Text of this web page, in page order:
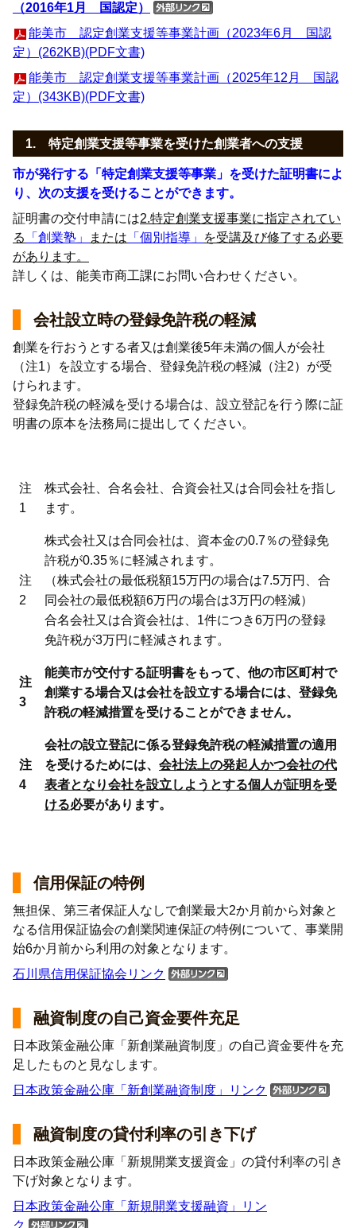
（2016年1月 国認定）
能美市 認定創業支援等事業計画（2023年6月 国認
定）(262KB)(PDF文書)
能美市 認定創業支援等事業計画（2025年12月 国認
定）(343KB)(PDF文書)
1. 特定創業支援等事業を受けた創業者への支援
市が発行する「特定創業支援等事業」を受けた証明書によ
り、次の支援を受けることができます。
証明書の交付申請には2.特定創業支援事業に指定されてい
る
「創業塾」 または 「個別指導」 を受講及び修了する必要
があります。
詳しくは、能美市商工課にお問い合わせください。
会社設立時の登録免許税の軽減
創業を行おうとする者又は創業後5年未満の個人が会社
（注1）を設立する場合、登録免許税の軽減（注2）が受
けられます。
登録免許税の軽減を受ける場合は、設立登記を行う際に証
明書の原本を法務局に提出してください。
注
1
株式会社、合名会社、合資会社又は合同会社を指し
ます。
注
2
株式会社又は合同会社は、資本金の0.7％の登録免
許税が0.35％に軽減されます。
（株式会社の最低税額15万円の場合は7.5万円、合
同会社の最低税額6万円の場合は3万円の軽減）
合名会社又は合資会社は、1件につき6万円の登録
免許税が3万円に軽減されます。
注
3
能美市が交付する証明書をもって、他の市区町村で
創業する場合又は会社を設立する場合には、登録免
許税の軽減措置を受けることができません。
注
4
会社の設立登記に係る登録免許税の軽減措置の適用
を受けるためには、 会社法上の発起人かつ会社の代
表者となり会社を設立しようとする個人が証明を受
ける必要があります。
信用保証の特例
無担保、第三者保証人なしで創業最大2か月前から対象と
なる信用保証協会の創業関連保証の特例について、事業開
始6か月前から利用の対象となります。
石川県信用保証協会リンク
融資制度の自己資金要件充足
日本政策金融公庫「新創業融資制度」の自己資金要件を充
足したものと見なします。
日本政策金融公庫「新創業融資制度」リンク
融資制度の貸付利率の引き下げ
日本政策金融公庫「新規開業支援資金」の貸付利率の引き
下げ対象となります。
日本政策金融公庫「新規開業支援融資」リン